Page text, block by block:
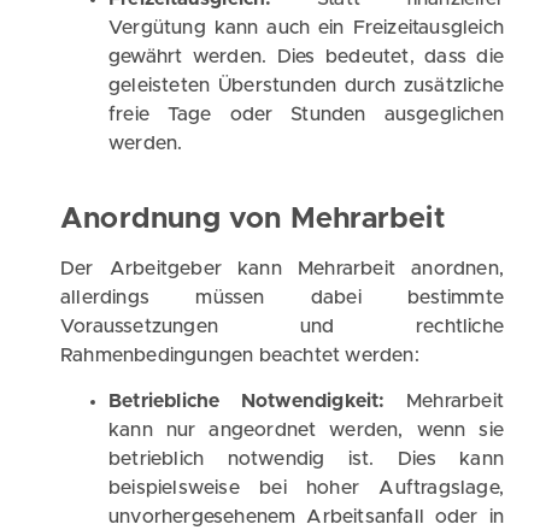
Vergütung kann auch ein Freizeitausgleich
gewährt werden. Dies bedeutet, dass die
geleisteten Überstunden durch zusätzliche
freie Tage oder Stunden ausgeglichen
werden.
Anordnung von Mehrarbeit
Der Arbeitgeber kann Mehrarbeit anordnen,
allerdings müssen dabei bestimmte
Voraussetzungen und rechtliche
Rahmenbedingungen beachtet werden:
Betriebliche Notwendigkeit:
Mehrarbeit
kann nur angeordnet werden, wenn sie
betrieblich notwendig ist. Dies kann
beispielsweise bei hoher Auftragslage,
unvorhergesehenem Arbeitsanfall oder in